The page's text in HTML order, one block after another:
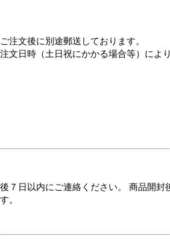
注文後に別途郵送しております。
文日時（土日祝にかかる場合等）によ
７日以内にご連絡ください。 商品開封
。